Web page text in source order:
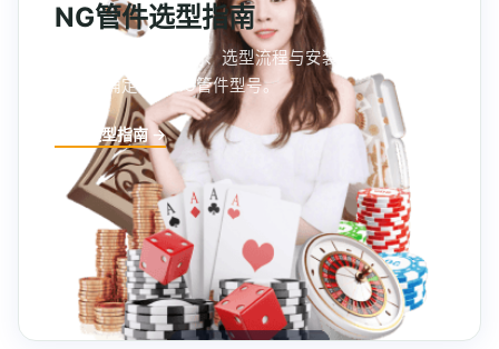
NG管件选型指南
管件分类、参数说明、选型流程与安装注意事项，帮
你快速确定所需NG管件型号。
进入选型指南 →